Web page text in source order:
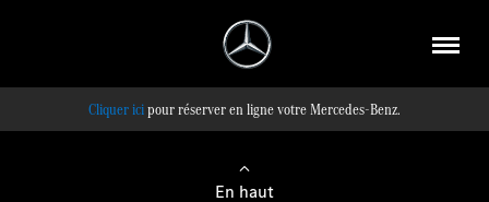
pour réserver en ligne votre Mercedes-Benz.
En haut